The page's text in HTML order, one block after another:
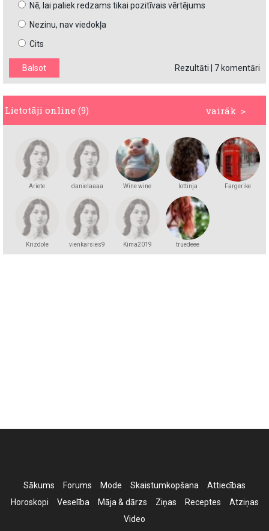
Nē, lai paliek redzams tikai pozitīvais vērtējums
Nezinu, nav viedokļa
Cits
Rezultāti 7 komentāri
vairāk >
Lietotāji online (9)
Ariete danielaaaa Wine wine lottinja Fargerike
Krizdole vienkarsies9 Kima2019 truedeee
Sākums Forums Mode Skaistumkopšana
Attiecības
Horoskopi
Veselība Māja & dārzs Ziņas Receptes
Atziņas
Video